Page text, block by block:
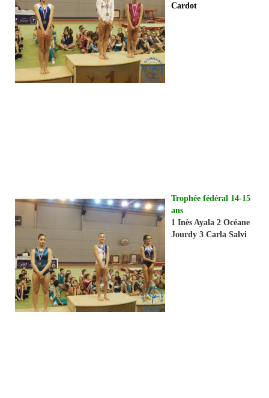
Cardot
Trophée fédéral 14-15
ans
1 Inès Ayala 2 Océane
Jourdy 3 Carla Salvi